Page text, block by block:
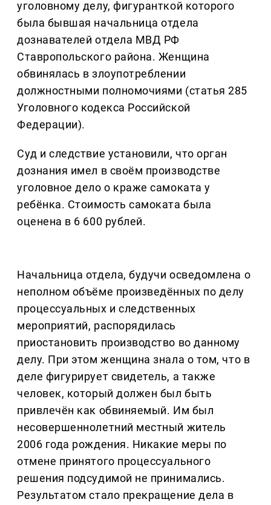
уголовному делу, фигуранткой которого
была бывшая начальница отдела
дознавателей отдела МВД РФ
Ставропольского района. Женщина
обвинялась в злоупотреблении
должностными полномочиями (статья 285
Уголовного кодекса Российской
Федерации).
Суд и следствие установили, что орган
дознания имел в своём производстве
уголовное дело о краже самоката у
ребёнка. Стоимость самоката была
оценена в 6 600 рублей.
Начальница отдела, будучи осведомлена о
неполном объёме произведённых по делу
процессуальных и следственных
мероприятий, распорядилась
приостановить производство во данному
делу. При этом женщина знала о том, что в
деле фигурирует свидетель, а также
человек, который должен был быть
привлечён как обвиняемый. Им был
несовершеннолетний местный житель
2006 года рождения. Никакие меры по
отмене принятого процессуального
решения подсудимой не принимались.
Результатом стало прекращение дела в